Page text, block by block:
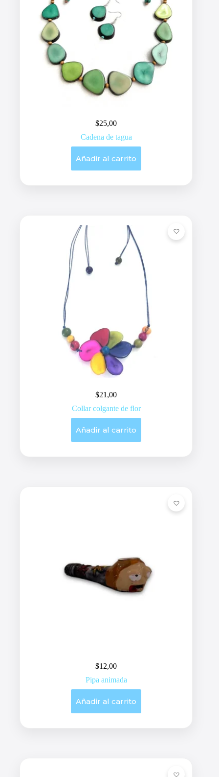
$25,00
Cadena de tagua
Añadir al carrito
$21,00
Collar colgante de flor
Añadir al carrito
$12,00
Pipa animada
Añadir al carrito